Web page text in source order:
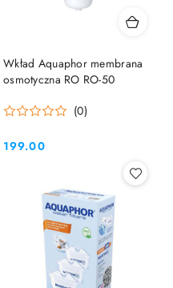
Wkład Aquaphor membrana
osmotyczna RO RO-50
(0)
Cena:
199.00